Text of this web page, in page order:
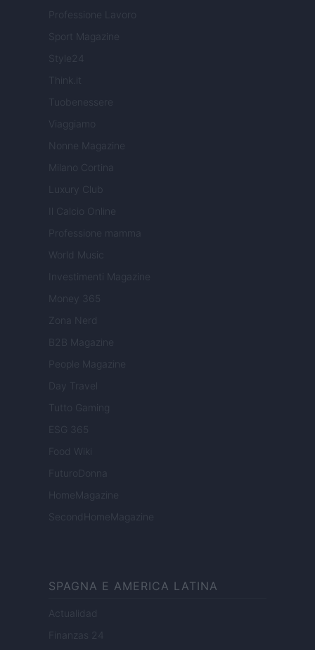
Professione Lavoro
Sport Magazine
Style24
Think.it
Tuobenessere
Viaggiamo
Nonne Magazine
Milano Cortina
Luxury Club
Il Calcio Online
Professione mamma
World Music
Investimenti Magazine
Money 365
Zona Nerd
B2B Magazine
People Magazine
Day Travel
Tutto Gaming
ESG 365
Food Wiki
FuturoDonna
HomeMagazine
SecondHomeMagazine
SPAGNA E AMERICA LATINA
Actualidad
Finanzas 24